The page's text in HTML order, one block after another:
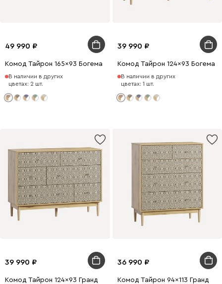
49 990
Комод Тайрон 165x93 Богема ​
В наличии в других
цветах: 2 шт.
39 990
Комод Тайрон 124x93 Богема ​
В наличии в других
цветах: 1 шт.
39 990
Комод Тайрон 124x93 Гранд ​
36 990
Комод Тайрон 94x113 Гранд ​